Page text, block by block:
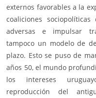
externos favorables a la
coaliciones
adversas e impulsar
tampoco un modelo de
plazo. Esto se puso de
años 50, el mundo
los intereses
reproducción del